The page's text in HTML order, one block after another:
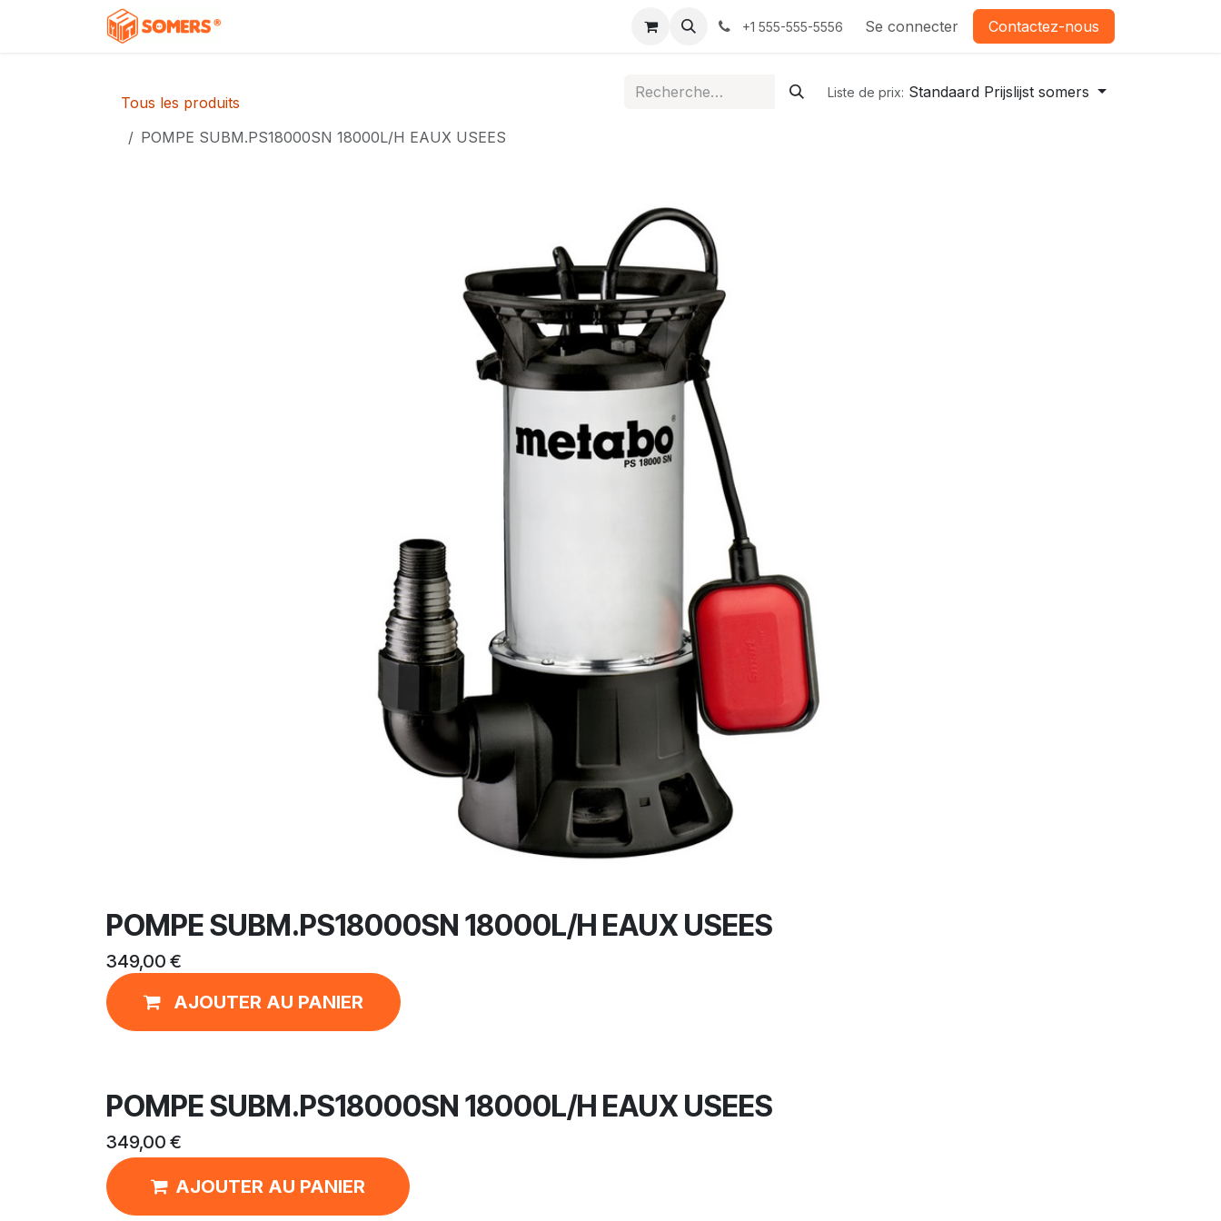
Se rendre au contenu
+1 555-555-5556 Se connecter Contactez-nous
Tous les produits
POMPE SUBM.PS18000SN 18000L/H EAUX USEES
Liste de prix: Standaard Prijslijst somers
POMPE SUBM.PS18000SN 18000L/H EAUX USEES
349,00 €
AJOUTER AU PANIER
POMPE SUBM.PS18000SN 18000L/H EAUX USEES
349,00 €
AJOUTER AU PANIER